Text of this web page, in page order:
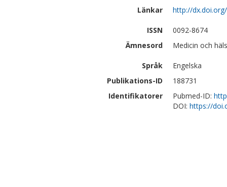
Länkar
http://
ISSN
0092-8674
Ämnesord
Medicin och
Språk
Engelska
Publikations-ID
188731
Identifikatorer
Pubmed-ID:
DOI: https://